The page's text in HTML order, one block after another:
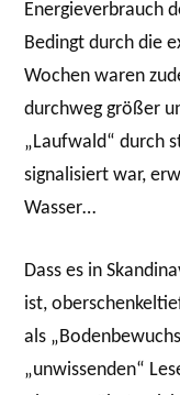
Energieverbrauch
Bedingt durch die
Wochen waren
durchweg größer
„Laufwald“ durch
signalisiert war,
Wasser…
Dass es in
ist,
als
„unwissenden“